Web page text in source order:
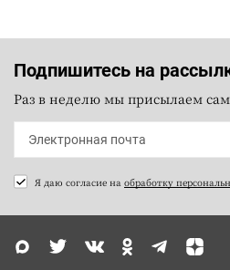
Подпишитесь на
Раз в неделю мы присылаем
Я даю согласие на обработку